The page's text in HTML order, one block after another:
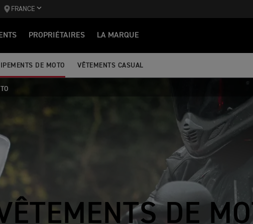
FRANCE
PROPRIÉTAIRES LA MARQUE
DE MOTO VÊTEMENTS CASUAL
DE